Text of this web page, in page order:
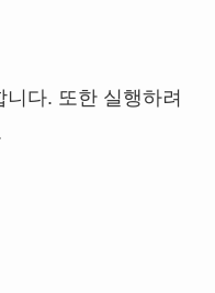
다. 또한 실행하려